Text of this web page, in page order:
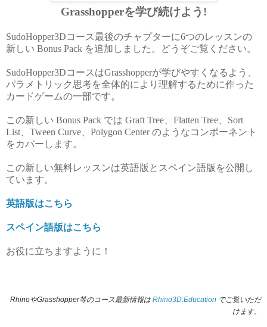
Grasshopperを学び続けよう!
SudoHopper3Dコース最後のチャプターに6つのレッスンの
新しい Bonus Pack を追加しました。どうぞご覧ください。
SudoHopper3DコースはGrasshopperが学びやすくなるよう、
パラメトリック思考を全体的により理解するために作った
カードゲームの一部です。
この新しい Bonus Pack では Graft Tree、Flatten Tree、Sort
List、Tween Curve、Polygon Center のようなコンポーネント
をカバーします。
この新しい無料レッスンは英語版とスペイン語版を公開し
ています。
英語版はこちら
スペイン語版はこちら
お役に立ちますように！
RhinoやGrasshopper等のコース最新情報はRhino3D.Education でご覧いただ
けます。